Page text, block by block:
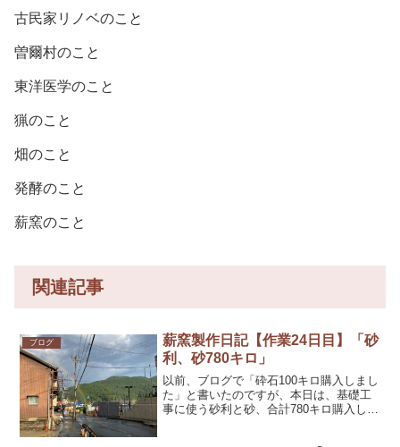
古民家リノベのこと
曽爾村のこと
東洋医学のこと
猟のこと
畑のこと
発酵のこと
薪窯のこと
関連記事
ブログ
薪窯製作日記【作業24日目】「砂
利、砂780キロ」
以前、ブログで「砕石100キロ購入しまし
た」と書いたのですが、本日は、基礎工
事に使う砂利と砂、合計780キロ購入して